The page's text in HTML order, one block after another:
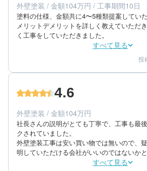
築年数：13年
外壁塗装 / 金額104万円 / 工事期間10日
塗料の仕様、金額共に4〜5種類提案してい
メリットデメリットを詳しく教えていただ
く工事をしていただきました。
すべて見る
仕上
満足度 5
50代/女性/一戸建て
築年数：9年
投
4.6
外壁塗装 / 金額104万円
社長さんの説明がとても丁寧で、工事も最
クされていました。
外壁塗装工事は安い買い物では無いので、
明していただける会社がいいのではないかと
すべて見る